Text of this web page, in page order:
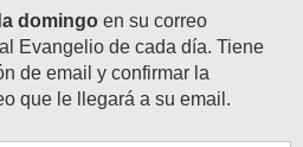
domingo en su correo
Evangelio de cada día. Tiene
de email y confirmar la
que le llegará a su email.